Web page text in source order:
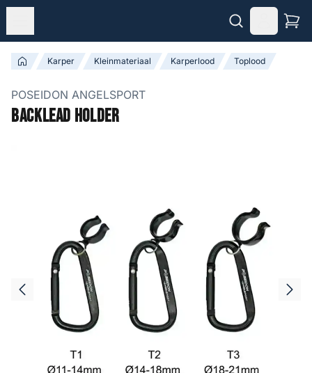
Karper Kleinmateriaal Karperlood Toplood
POSEIDON ANGELSPORT
Backlead Holder